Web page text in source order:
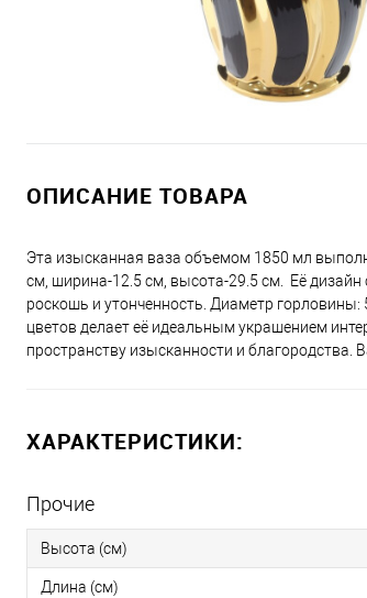
ОПИСАНИЕ ТОВАРА
Эта изысканная ваза объемом 1850 мл
см, ширина-12.5 см, высота-29.5 см. Её
роскошь и утонченность. Диаметр
цветов делает её идеальным украшением
пространству изысканности и благородства.
ХАРАКТЕРИСТИКИ:
Прочие
Высота (см)
Длина (см)